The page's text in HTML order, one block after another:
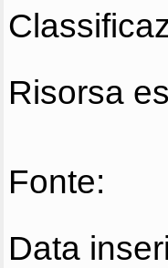
Risorsa
Fonte:
Data